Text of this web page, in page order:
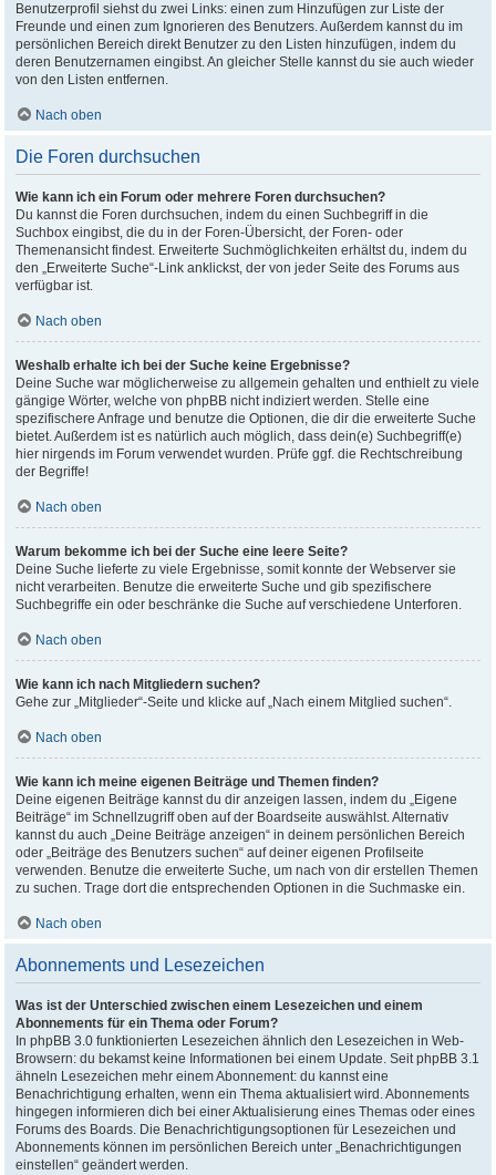
Benutzerprofil siehst du zwei Links: einen zum Hinzufügen zur Liste der
Freunde und einen zum Ignorieren des Benutzers. Außerdem kannst du im
persönlichen Bereich direkt Benutzer zu den Listen hinzufügen, indem du
deren Benutzernamen eingibst. An gleicher Stelle kannst du sie auch wieder
von den Listen entfernen.
Nach oben
Die Foren durchsuchen
Wie kann ich ein Forum oder mehrere Foren durchsuchen?
Du kannst die Foren durchsuchen, indem du einen Suchbegriff in die
Suchbox eingibst, die du in der Foren-Übersicht, der Foren- oder
Themenansicht findest. Erweiterte Suchmöglichkeiten erhältst du, indem du
den „Erweiterte Suche“-Link anklickst, der von jeder Seite des Forums aus
verfügbar ist.
Nach oben
Weshalb erhalte ich bei der Suche keine Ergebnisse?
Deine Suche war möglicherweise zu allgemein gehalten und enthielt zu viele
gängige Wörter, welche von phpBB nicht indiziert werden. Stelle eine
spezifischere Anfrage und benutze die Optionen, die dir die erweiterte Suche
bietet. Außerdem ist es natürlich auch möglich, dass dein(e) Suchbegriff(e)
hier nirgends im Forum verwendet wurden. Prüfe ggf. die Rechtschreibung
der Begriffe!
Nach oben
Warum bekomme ich bei der Suche eine leere Seite?
Deine Suche lieferte zu viele Ergebnisse, somit konnte der Webserver sie
nicht verarbeiten. Benutze die erweiterte Suche und gib spezifischere
Suchbegriffe ein oder beschränke die Suche auf verschiedene Unterforen.
Nach oben
Wie kann ich nach Mitgliedern suchen?
Gehe zur „Mitglieder“-Seite und klicke auf „Nach einem Mitglied suchen“.
Nach oben
Wie kann ich meine eigenen Beiträge und Themen finden?
Deine eigenen Beiträge kannst du dir anzeigen lassen, indem du „Eigene
Beiträge“ im Schnellzugriff oben auf der Boardseite auswählst. Alternativ
kannst du auch „Deine Beiträge anzeigen“ in deinem persönlichen Bereich
oder „Beiträge des Benutzers suchen“ auf deiner eigenen Profilseite
verwenden. Benutze die erweiterte Suche, um nach von dir erstellen Themen
zu suchen. Trage dort die entsprechenden Optionen in die Suchmaske ein.
Nach oben
Abonnements und Lesezeichen
Was ist der Unterschied zwischen einem Lesezeichen und einem
Abonnements für ein Thema oder Forum?
In phpBB 3.0 funktionierten Lesezeichen ähnlich den Lesezeichen in Web-
Browsern: du bekamst keine Informationen bei einem Update. Seit phpBB 3.1
ähneln Lesezeichen mehr einem Abonnement: du kannst eine
Benachrichtigung erhalten, wenn ein Thema aktualisiert wird. Abonnements
hingegen informieren dich bei einer Aktualisierung eines Themas oder eines
Forums des Boards. Die Benachrichtigungsoptionen für Lesezeichen und
Abonnements können im persönlichen Bereich unter „Benachrichtigungen
einstellen“ geändert werden.